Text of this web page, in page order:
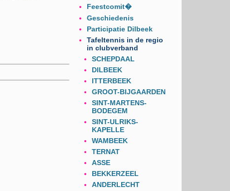
Feestcomit�
Geschiedenis
Participatie Dilbeek
Tafeltennis in de regio
in clubverband
SCHEPDAAL
DILBEEK
ITTERBEEK
GROOT-BIJGAARDEN
SINT-MARTENS-
BODEGEM
SINT-ULRIKS-
KAPELLE
WAMBEEK
TERNAT
ASSE
BEKKERZEEL
ANDERLECHT